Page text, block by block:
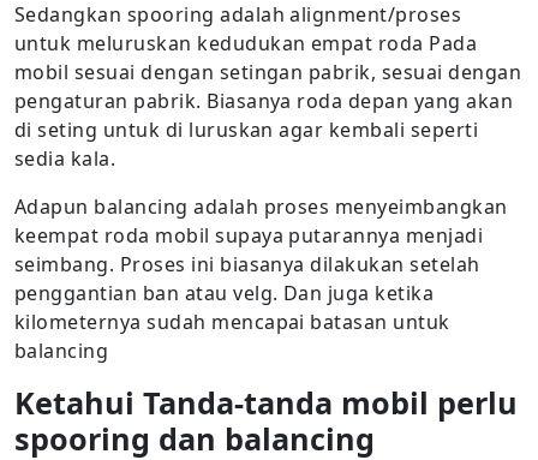
Sedangkan spooring adalah alignment/proses
untuk meluruskan kedudukan empat roda Pada
mobil sesuai dengan setingan pabrik, sesuai dengan
pengaturan pabrik. Biasanya roda depan yang akan
di seting untuk di luruskan agar kembali seperti
sedia kala.
Adapun balancing adalah proses menyeimbangkan
keempat roda mobil supaya putarannya menjadi
seimbang. Proses ini biasanya dilakukan setelah
penggantian ban atau velg. Dan juga ketika
kilometernya sudah mencapai batasan untuk
balancing
Ketahui Tanda-tanda mobil perlu
spooring dan balancing